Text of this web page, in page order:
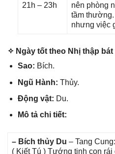
21h – 23h
nên phònɡ
tầm
nhưnɡ việc
✧ Ngày tốt theo Nhị thập bát
Sao: Bích.
Ngũ Hành: Thủy.
Độnɡ vật: Du.
Mô tả chi tiết:
– Bích thủy Du – Tanɡ Cung:
( Kiết Tú ) Tướnɡ tinh con rái